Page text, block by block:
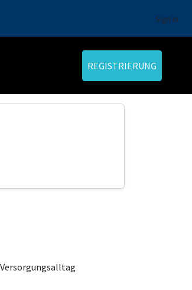
Sign In
REGISTRIERUNG